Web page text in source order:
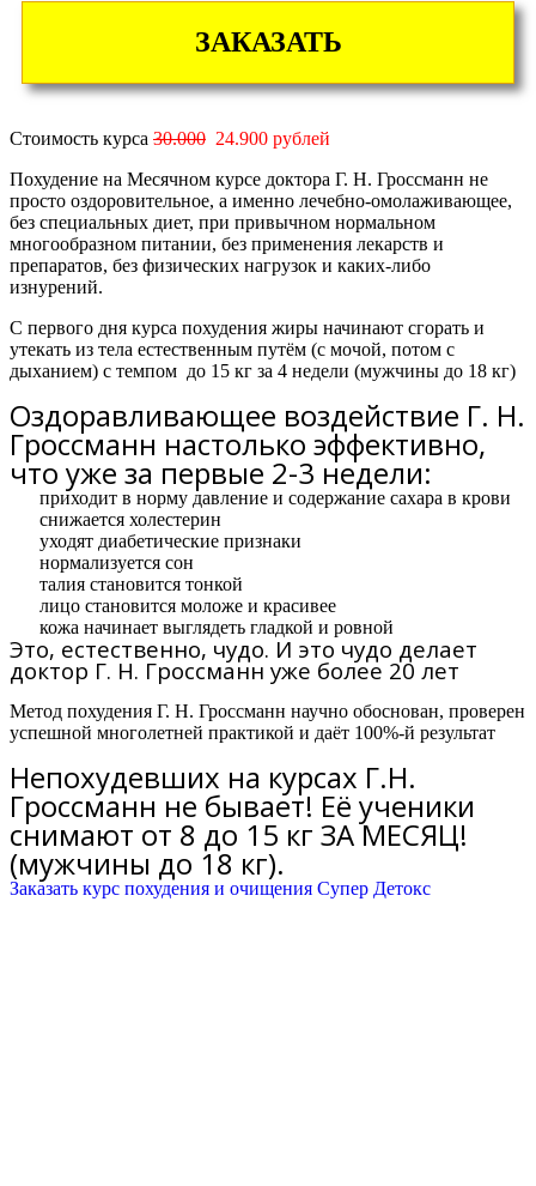
ЗАКАЗАТЬ
Стоимость курса 30.000 24.900 рублей
Похудение на Месячном курсе доктора Г. Н. Гроссманн не
просто оздоровительное, а именно лечебно-омолаживающее,
без специальных диет, при привычном нормальном
многообразном питании, без применения лекарств и
препаратов, без физических нагрузок и каких-либо
изнурений.
С первого дня курса похудения жиры начинают сгорать и
утекать из тела естественным путём (с мочой, потом с
дыханием) с темпом до 15 кг за 4 недели (мужчины до 18 кг)
Оздоравливающее воздействие Г. Н.
Гроссманн настолько эффективно,
что уже за первые 2-3 недели:
приходит в норму давление и содержание сахара в крови
снижается холестерин
уходят диабетические признаки
нормализуется сон
талия становится тонкой
лицо становится моложе и красивее
кожа начинает выглядеть гладкой и ровной
Это, естественно, чудо. И это чудо делает
доктор Г. Н. Гроссманн уже более 20 лет
Метод похудения Г. Н. Гроссманн научно обоснован, проверен
успешной многолетней практикой и даёт 100%-й результат
Непохудевших на курсах Г.Н.
Гроссманн не бывает! Её ученики
снимают от 8 до 15 кг ЗА МЕСЯЦ!
(мужчины до 18 кг).
Заказать курс похудения и очищения Супер Детокс